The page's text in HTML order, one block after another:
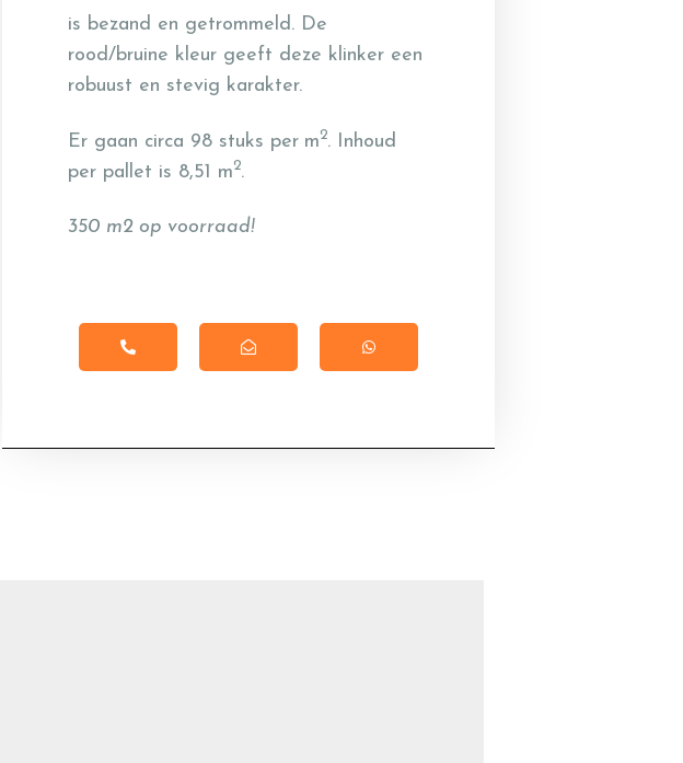
is bezand en getrommeld. De
rood/bruine kleur geeft deze klinker een
robuust en stevig karakter.
Er gaan circa 98 stuks per m2. Inhoud
per pallet is 8,51 m2.
350 m2 op voorraad!